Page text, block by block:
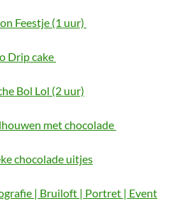
Feestje (1 uur)
Drip cake
Bol Lol (2 uur)
met chocolade
chocolade uitjes
| Bruiloft | Portret | Event